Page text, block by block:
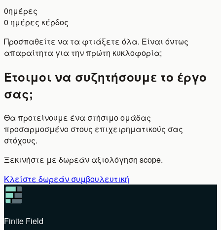
0ημέρες
0 ημέρες κέρδος
Προσπαθείτε να τα φτιάξετε όλα. Είναι όντως
απαραίτητα για την πρώτη κυκλοφορία;
Έτοιμοι να συζητήσουμε το έργο
σας;
Θα προτείνουμε ένα στήσιμο ομάδας
προσαρμοσμένο στους επιχειρηματικούς σας
στόχους.
Ξεκινήστε με δωρεάν αξιολόγηση scope.
Κλείστε δωρεάν συμβουλευτική
Finite Field